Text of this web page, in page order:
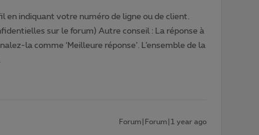
indiquant votre numéro de ligne ou de client.
sur le forum) Autre conseil : La réponse à
la comme ‘Meilleure réponse’. L’ensemble de la
Forum|Forum|1 year ago